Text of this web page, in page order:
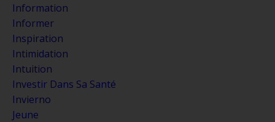
Information
Informer
Inspiration
Intimidation
Intuition
Investir Dans Sa Santé
Invierno
Jeune